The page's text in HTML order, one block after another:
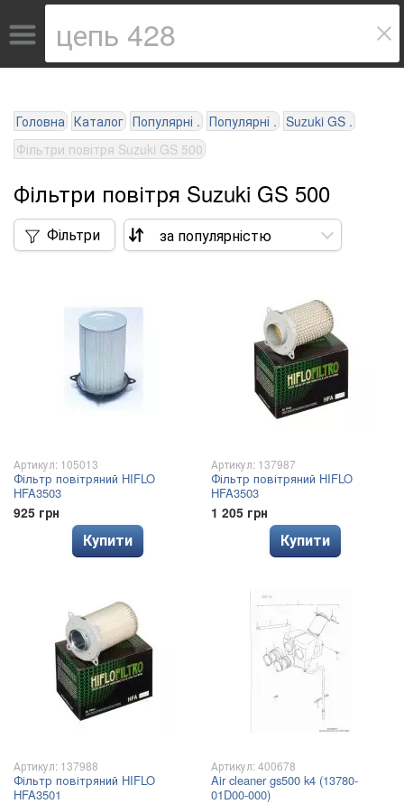
Головна Каталог Популярні . Популярні . Suzuki GS .
Фільтри повітря Suzuki GS 500
Фільтри повітря Suzuki GS 500
Фільтри
Артикул: 105013
Фільтр повітряний HIFLO
HFA3503
925 грн
Купити
Артикул: 137987
Фільтр повітряний HIFLO
HFA3503
1 205 грн
Купити
Артикул: 137988
Фільтр повітряний HIFLO
HFA3501
Артикул: 400678
Air cleaner gs500 k4 (13780-
01D00-000)